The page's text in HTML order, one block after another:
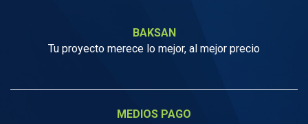
BAKSAN
Tu proyecto merece lo mejor, al mejor precio
MEDIOS PAGO